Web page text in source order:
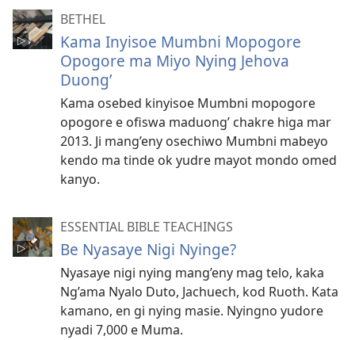
BETHEL
Kama Inyisoe Mumbni Mopogore
Opogore ma Miyo Nying Jehova
Duong’
Kama osebed kinyisoe Mumbni mopogore
opogore e ofiswa maduong’ chakre higa mar
2013. Ji mang’eny osechiwo Mumbni mabeyo
kendo ma tinde ok yudre mayot mondo omed
kanyo.
ESSENTIAL BIBLE TEACHINGS
Be Nyasaye Nigi Nyinge?
Nyasaye nigi nying mang’eny mag telo, kaka
Ng’ama Nyalo Duto, Jachuech, kod Ruoth. Kata
kamano, en gi nying masie. Nyingno yudore
nyadi 7,000 e Muma.